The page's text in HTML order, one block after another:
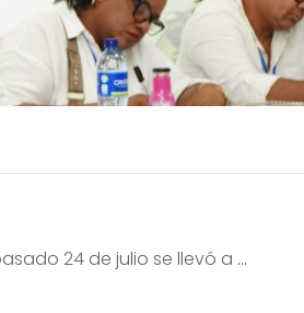
24 de julio se llevó a …